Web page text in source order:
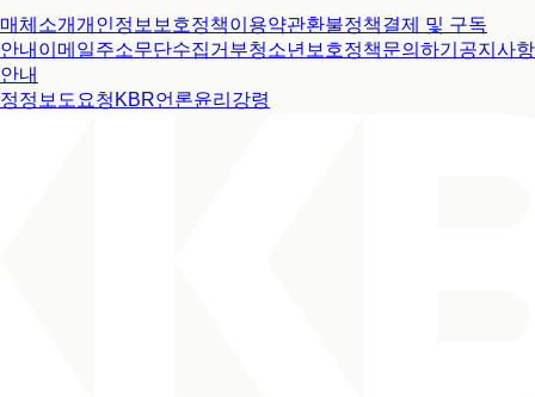
매체소개개인정보보호정책이용약관환불정책결제 및 구독
안내 이메일주소무단수집거부청소년보호정책문의하기 공지사항
안내
정정보도요청 KBR언론윤리강령